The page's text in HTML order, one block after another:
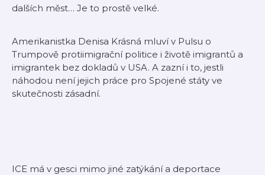
dalších měst… Je to prostě velké.
Amerikanistka Denisa Krásná mluví v Pulsu o
Trumpově protiimigrační politice i životě imigrantů a
imigrantek bez dokladů v USA. A zazní i to, jestli
náhodou není jejich práce pro Spojené státy ve
skutečnosti zásadní.
ICE má v gesci mimo jiné zatýkání a deportace